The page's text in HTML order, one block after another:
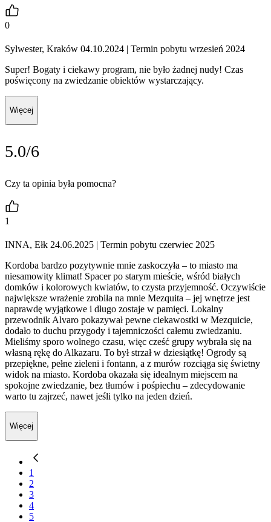
0
Sylwester, Kraków 04.10.2024 | Termin pobytu wrzesień 2024
Super! Bogaty i ciekawy program, nie było żadnej nudy! Czas
poświęcony na zwiedzanie obiektów wystarczający.
Więcej
5.0/6
Czy ta opinia była pomocna?
1
INNA, Ełk 24.06.2025 | Termin pobytu czerwiec 2025
Kordoba bardzo pozytywnie mnie zaskoczyła – to miasto ma
niesamowity klimat! Spacer po starym mieście, wśród białych
domków i kolorowych kwiatów, to czysta przyjemność. Oczywiście
największe wrażenie zrobiła na mnie Mezquita – jej wnętrze jest
naprawdę wyjątkowe i długo zostaje w pamięci. Lokalny
przewodnik Alvaro pokazywał pewne ciekawostki w Mezquicie,
dodało to duchu przygody i tajemniczości całemu zwiedzaniu.
Mieliśmy sporo wolnego czasu, więc cześć grupy wybrała się na
własną rękę do Alkazaru. To był strzał w dziesiątkę! Ogrody są
przepiękne, pełne zieleni i fontann, a z murów rozciąga się świetny
widok na miasto. Kordoba okazała się idealnym miejscem na
spokojne zwiedzanie, bez tłumów i pośpiechu – zdecydowanie
warto tu zajrzeć, nawet jeśli tylko na jeden dzień.
Więcej
1
2
3
4
5